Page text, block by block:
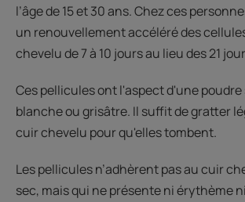
l’âge de 15 et 30 ans. Chez ces
un renouvellement accéléré des
chevelu de 7 à 10 jours au lieu des 21
Ces pellicules ont l'aspect d'une
blanche ou grisâtre. Il suffit de gratter
cuir chevelu pour qu'elles tombent.
Les pellicules n’adhèrent pas au cuir
sec, mais qui ne présente ni érythème